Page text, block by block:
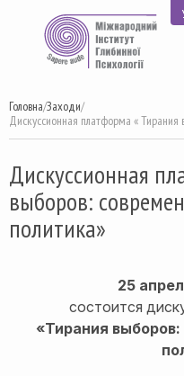
Головна/Заходи/
Дискуссионная платформа «
Дискуссионная
выборов:
политика»
25
состоится
«Тирания